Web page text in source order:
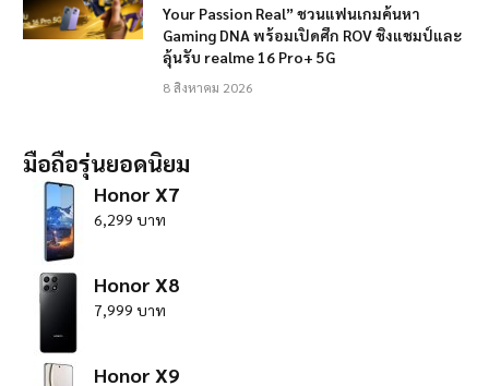
Your Passion Real” ชวนแฟนเกมค้นหา
Gaming DNA พร้อมเปิดศึก ROV ชิงแชมป์และ
ลุ้นรับ realme 16 Pro+ 5G
8 สิงหาคม 2026
มือถือรุ่นยอดนิยม
Honor X7
6,299 บาท
Honor X8
7,999 บาท
Honor X9